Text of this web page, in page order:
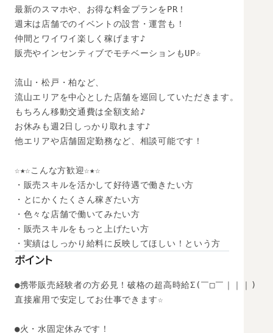
最新のスマホや、お得な料金プランをPR！
週末は店舗でのイベントの設営・運営も！
仲間とワイワイ楽しく稼げます♪
販売やインセンティブでモチベーションもUP☆
流山・松戸・柏など、
流山エリアを中心とした店舗を巡回していただきます。
もちろん移動交通費は全額支給♪
お休みも週2日しっかり取れます♪
他エリアや店舗固定勤務など、相談可能です！
☆★☆こんな方歓迎☆★☆
・販売スキルを活かして好待遇で働きたい方
・とにかくたくさん稼ぎたい方
・色々な店舗で働いてみたい方
・販売スキルをもっと上げたい方
・実績はしっかり給料に反映してほしい！という方
ポイント
●携帯販売経験者の方必見！破格の超高時給Σ(￣□￣｜｜｜)
直接雇用で安定してお仕事できます☆
●火・水固定休みです！